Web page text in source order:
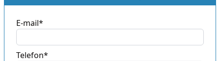
E-mail*
Telefon*